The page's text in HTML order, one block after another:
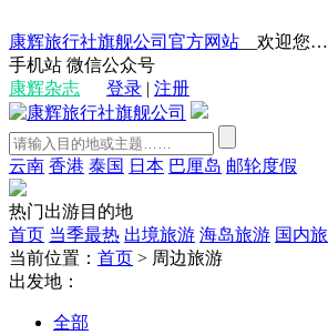
康辉旅行社旗舰公司官方网站 __欢迎您
手机站 微信公众号
康辉杂志
登录 | 注册
云南 香港 泰国 日本 巴厘岛 邮轮度假
热门出游目的地
首页 当季最热 出境旅游 海岛旅游 国内
当前位置： 首页 > 周边旅游
出发地：
全部